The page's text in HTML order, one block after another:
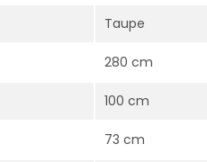
Taupe
280 cm
100 cm
73 cm